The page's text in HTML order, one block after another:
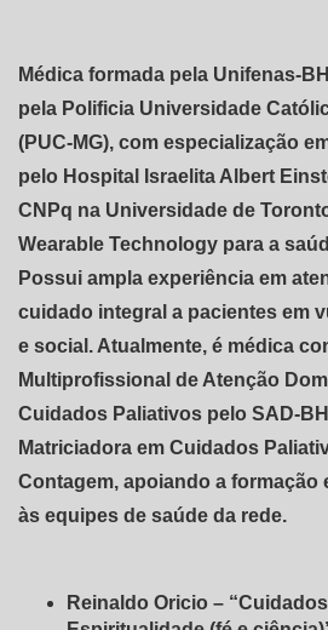
Médica formada pela Unifenas-
pela Polificia Universidade
(PUC-MG), com especialização
pelo Hospital Israelita Albert
CNPq na Universidade de
Wearable Technology para a
Possui ampla experiência em
cuidado integral a pacientes em
e social. Atualmente, é médica
Multiprofissional de Atenção
Cuidados Paliativos pelo SAD-
Matriciadora em Cuidados
Contagem, apoiando a formação
às equipes de saúde da rede.
Reinaldo Oricio –